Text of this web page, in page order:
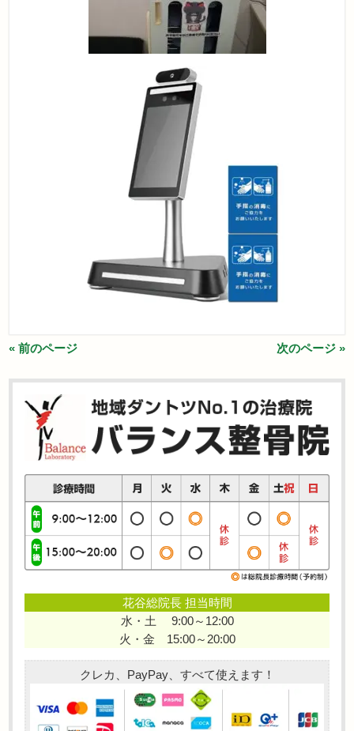
« 前のページ 次のページ »
花谷総院長 担当時間
水・土 9:00～12:00
火・金 15:00～20:00
クレカ、PayPay、すべて使えます！